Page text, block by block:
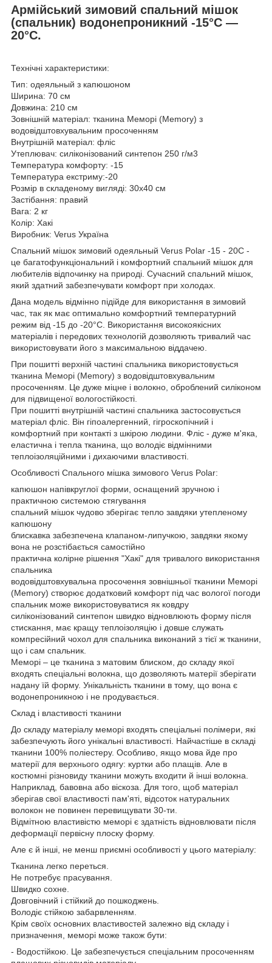
Армійський зимовий спальний мішок
(спальник) водонепроникний -15°C ―
20°C.
Технічні характеристики:
Тип: одеяльный з капюшоном
Ширина: 70 см
Довжина: 210 см
Зовнішній матеріал: тканина Меморі (Memory) з
водовідштовхувальним просоченням
Внутрішній матеріал: фліс
Утеплювач: силіконізований синтепон 250 г/м3
Температура комфорту: -15
Температура екстриму:-20
Розмір в складеному вигляді: 30х40 см
Застібання: правий
Вага: 2 кг
Колір: Хакі
Виробник: Verus Україна
Спальний мішок зимовий одеяльный Verus Polar -15 - 20С -
це багатофункціональний і комфортний спальний мішок для
любителів відпочинку на природі. Сучасний спальний мішок,
який здатний забезпечувати комфорт при холодах.
Дана модель відмінно підійде для використання в зимовий
час, так як має оптимально комфортний температурний
режим від -15 до -20°C. Використання високоякісних
матеріалів і передових технологій дозволяють тривалий час
використовувати його з максимальною віддачею.
При пошитті верхній частині спальника використовується
тканина Меморі (Memory) з водовідштовхувальним
просоченням. Це дуже міцне і волокно, оброблений силіконом
для підвищеної вологостійкості.
При пошитті внутрішній частині спальника застосовується
матеріал фліс. Він гіпоалергенний, гігроскопічний і
комфортний при контакті з шкірою людини. Фліс - дуже м'яка,
еластична і тепла тканина, що володіє відмінними
теплоізоляційними і дихаючими властивості.
Особливості Спального мішка зимового Verus Polar:
капюшон напівкруглої форми, оснащений зручною і
практичною системою стягування
спальний мішок чудово зберігає тепло завдяки утепленому
капюшону
блискавка забезпечена клапаном-липучкою, завдяки якому
вона не розстібається самостійно
практична колірне рішення "Хакі" для тривалого використання
спальника
водовідштовхувальна просочення зовнішньої тканини Меморі
(Memory) створює додатковий комфорт під час вологої погоди
спальник може використовуватися як ковдру
силіконізований синтепон швидко відновлюють форму після
стискання, має кращу теплоізоляцію і довше служать
компресійний чохол для спальника виконаний з тієї ж тканини,
що і сам спальник.
Меморі – це тканина з матовим блиском, до складу якої
входять спеціальні волокна, що дозволяють матерії зберігати
надану їй форму. Унікальність тканини в тому, що вона є
водонепроникною і не продувається.
Склад і властивості тканини
До складу матеріалу меморі входять спеціальні полімери, які
забезпечують його унікальні властивості. Найчастіше в складі
тканини 100% поліестеру. Особливо, якщо мова йде про
матерії для верхнього одягу: куртки або плащів. Але в
костюмні різновиду тканини можуть входити й інші волокна.
Наприклад, бавовна або віскоза. Для того, щоб матеріал
зберігав свої властивості пам'яті, відсоток натуральних
волокон не повинен перевищувати 30-ти.
Відмітною властивістю меморі є здатність відновлювати після
деформації первісну плоску форму.
Але є й інші, не менш приємні особливості у цього матеріалу:
Тканина легко переться.
Не потребує прасування.
Швидко сохне.
Довговічний і стійкий до пошкоджень.
Володіє стійкою забарвленням.
Крім своїх основних властивостей залежно від складу і
призначення, меморі може також бути:
- Водостійкою. Це забезпечується спеціальним просоченням